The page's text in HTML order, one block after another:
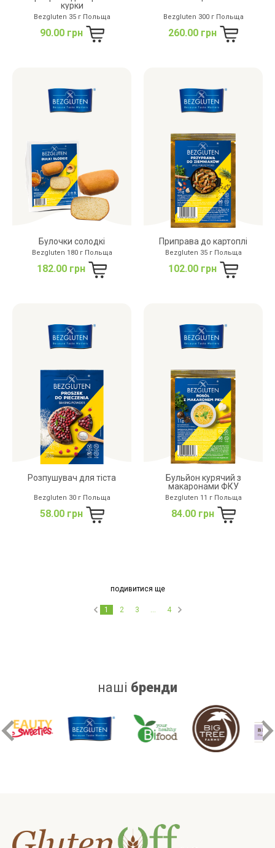
курки
Bezgluten 35 г Польща
90.00 грн
Bezgluten 300 г Польща
260.00 грн
Булочки солодкі
Bezgluten 180 г Польща
182.00 грн
Приправа до картоплі
Bezgluten 35 г Польща
102.00 грн
Розпушувач для тіста
Bezgluten 30 г Польща
58.00 грн
Бульйон курячий з
макаронами ФКУ
Bezgluten 11 г Польща
84.00 грн
подивитися ще
1 2 3 4
наші бренди